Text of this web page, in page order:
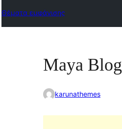
Θέματα εμφάνισης
Maya Blog
karunathemes